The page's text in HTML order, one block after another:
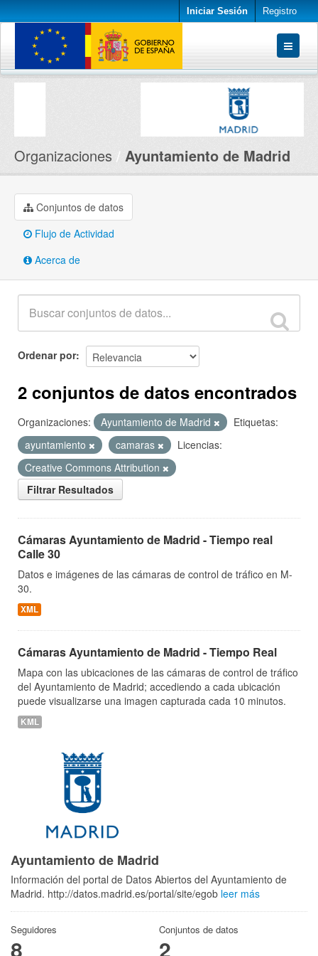
Iniciar Sesión Registro
Conjuntos de datos
Organizaciones Ayuntamiento de Madrid
Conjuntos de datos
Flujo de Actividad
Acerca de
Ordenar por
2 conjuntos de datos encontrados
Organizaciones: Ayuntamiento de Madrid
Etiquetas:
ayuntamiento
camaras
Licencias:
Creative Commons Attribution
Filtrar Resultados
Cámaras Ayuntamiento de Madrid - Tiempo real
Calle 30
Datos e imágenes de las cámaras de control de tráfico en M-
30.
XML
Cámaras Ayuntamiento de Madrid - Tiempo Real
Mapa con las ubicaciones de las cámaras de control de tráfico
del Ayuntamiento de Madrid; accediendo a cada ubicación
puede visualizarse una imagen capturada cada 10 minutos.
KML
Ayuntamiento de Madrid
Información del portal de Datos Abiertos del Ayuntamiento de
Madrid. http://datos.madrid.es/portal/site/egob leer más
Seguidores
8
Conjuntos de datos
2